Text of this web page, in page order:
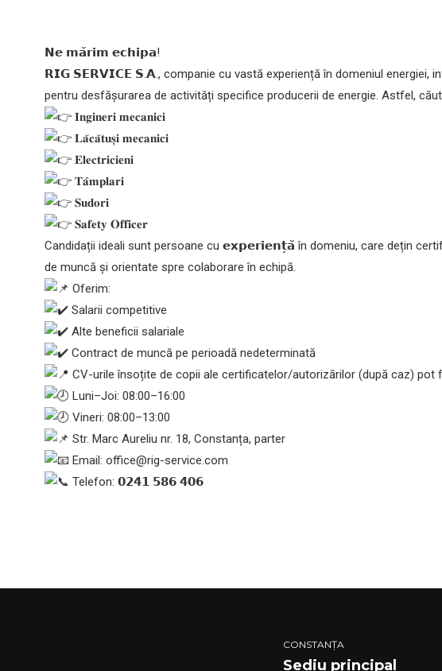
𝗡𝗲 𝗺𝗮̆𝗿𝗶𝗺 𝗲𝗰𝗵𝗶𝗽𝗮!
𝗥𝗜𝗚 𝗦𝗘𝗥𝗩𝗜𝗖𝗘 𝗦.𝗔., companie cu vastă experiență în domeniul energiei,
pentru desfășurarea de activități specifice producerii de energie. Astfel,
𝐈𝐧𝐠𝐢𝐧𝐞𝐫𝐢 𝐦𝐞𝐜𝐚𝐧𝐢𝐜𝐢
𝐋𝐚̆𝐜𝐚̆𝐭𝐮𝐬̦𝐢 𝐦𝐞𝐜𝐚𝐧𝐢𝐜𝐢
𝐄𝐥𝐞𝐜𝐭𝐫𝐢𝐜𝐢𝐞𝐧𝐢
𝐓𝐚̂𝐦𝐩𝐥𝐚𝐫𝐢
𝐒𝐮𝐝𝐨𝐫𝐢
𝐒𝐚𝐟𝐞𝐭𝐲 𝐎𝐟𝐟𝐢𝐜𝐞𝐫
Candidații ideali sunt persoane cu 𝗲𝘅𝗽𝗲𝗿𝗶𝗲𝗻𝘁̦𝗮̆ în domeniu, care dețin
de muncă și orientate spre colaborare în echipă.
Oferim:
Salarii competitive
Alte beneficii salariale
Contract de muncă pe perioadă nedeterminată
CV-urile însoțite de copii ale certificatelor/autorizărilor (după caz) pot
Luni–Joi: 08:00–16:00
Vineri: 08:00–13:00
Str. Marc Aureliu nr. 18, Constanța, parter
Email: office@rig-service.com
Telefon: 𝟬𝟮𝟰𝟭 𝟱𝟴𝟲 𝟰𝟬𝟲
CONSTANȚA
Sediu principal